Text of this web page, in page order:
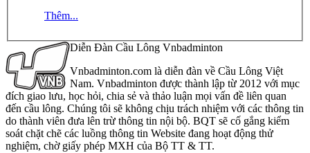
Thêm...
Diễn Đàn Cầu Lông Vnbadminton
Vnbadminton.com là diễn đàn về Cầu Lông Việt
Nam. Vnbadminton được thành lập từ 2012 với mục
đích giao lưu, học hỏi, chia sẻ và thảo luận mọi vấn đề liên quan
đến cầu lông. Chúng tôi sẽ không chịu trách nhiệm với các thông tin
do thành viên đưa lên trừ thông tin nội bộ. BQT sẽ cố gắng kiểm
soát chặt chẽ các luồng thông tin Website đang hoạt động thử
nghiệm, chờ giấy phép MXH của Bộ TT & TT.